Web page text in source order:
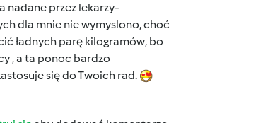
nadane przez lekarzy-
dla mnie nie wymyslono, choć
ładnych parę kilogramów, bo
, a ta ponoc bardzo
się do Twoich rad.